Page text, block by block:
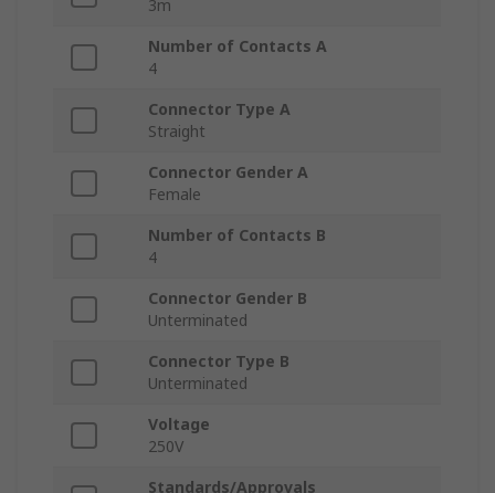
3m
Number of Contacts A
4
Connector Type A
Straight
Connector Gender A
Female
Number of Contacts B
4
Connector Gender B
Unterminated
Connector Type B
Unterminated
Voltage
250V
Standards/Approvals